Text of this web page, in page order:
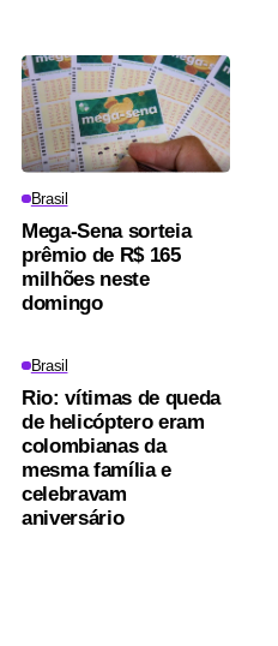
Brasil
Mega-Sena sorteia
prêmio de R$ 165
milhões neste
domingo
Brasil
Rio: vítimas de queda
de helicóptero eram
colombianas da
mesma família e
celebravam
aniversário